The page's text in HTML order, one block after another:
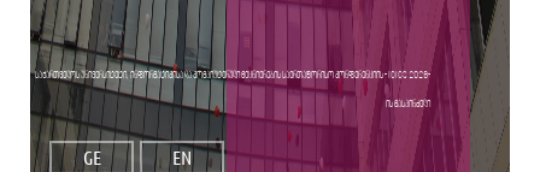
GE EN
საქართველოს უნივერსიტეტი, ინფორმატიკისა და კომპიუტერული მეცნიერების საერთაშორისო კონფერენციის - ICICS 2026-
ის მასპინძელი